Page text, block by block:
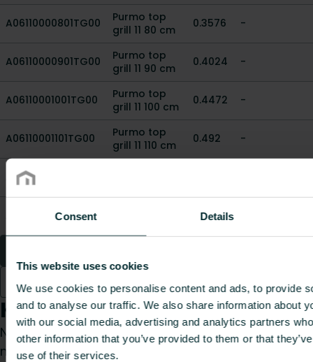
Consent Details
This website uses cookies
We use cookies to personalise content and ads, to provide
and to analyse our traffic. We also share information about
with our social media, advertising and analytics partners
other information that you’ve provided to them or that
use of their services.
A06110000801TG00
Purmo top
grill 11 80 cm
0.3576 -
A06110000901TG00
Purmo top
grill 11 90 cm
0.4024 -
A06110001001TG00
Purmo top
grill 11 100 cm
0.4472 -
A06110001101TG00
Purmo top
grill 11 110 cm
0.492 -
A06110001201TG00
A06110001401TG00 0.6264
8
Kaip galime Jums padėti?
Nesvarbu, ar esate specifikacijų rengėjas,
montuotojas, architektas, projektuotojas,